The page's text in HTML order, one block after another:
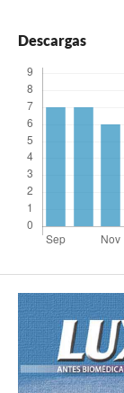
Descargas